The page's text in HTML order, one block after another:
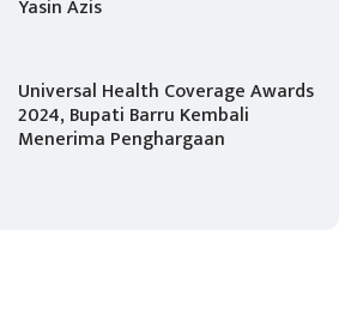
Yasin Azis
Universal Health Coverage Awards
2024, Bupati Barru Kembali
Menerima Penghargaan